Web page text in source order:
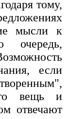
тому,
мысли к
если
вещь и
отвечают